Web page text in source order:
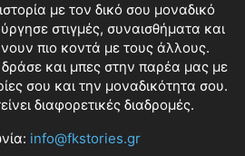
με τον δικό σου μοναδικό
στιγμές, συναισθήματα και
πιο κοντά με τους άλλους.
και μπες στην παρέα μας με
σου και την μοναδικότητα σου.
διαφορετικές διαδρομές.
info@fkstories.gr